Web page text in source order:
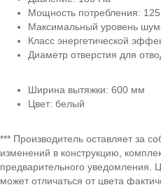
Мощность потребления:
Максимальный уровень
Класс энергетической
Диаметр отверстия для
Ширина вытяжки: 600 мм
Цвет: белый
*** Производитель оставляет за
изменений в конструкцию,
предварительного уведомления.
может отличаться от цвета